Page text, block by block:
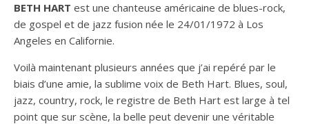
BETH HART est une chanteuse américaine de blues-rock,
de gospel et de jazz fusion née le 24/01/1972 à Los
Angeles en Californie.
Voilà maintenant plusieurs années que j’ai repéré par le
biais d’une amie, la sublime voix de Beth Hart. Blues, soul,
jazz, country, rock, le registre de Beth Hart est large à tel
point que sur scène, la belle peut devenir une véritable